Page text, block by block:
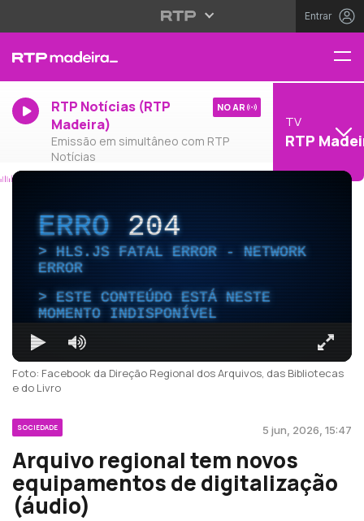
Entrar
RTP Notícias (RTP
Madeira)
Emissão em simultâneo com RTP
Notícias
NO AR
TV
RTP
ERRO204
HLS.JS FATAL ERROR - NETWORK
ERROR
ESTE CONTEÚDO ESTÁ NESTE
MOMENTO INDISPONÍVEL
Foto: Facebook da Direção Regional dos Arquivos, das Bibliotecas
e do Livro
SOCIEDADE 5 jun, 2026, 15:47
Arquivo regional tem novos
equipamentos de digitalização
(áudio)